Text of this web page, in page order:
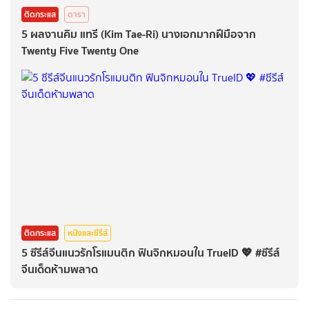
ติดกระแส ดารา
5 ผลงานคิม แทรี (Kim Tae-Ri) นางเอกมากฝีมือจาก
Twenty Five Twenty One
ติดกระแส หนังและซีรีส์
5 ซีรีส์จีนแนวรักโรแมนติก ฟินจิกหมอนใน TrueID 💖 #ซีรีส์
จีนเด็ดห้ามพลาด